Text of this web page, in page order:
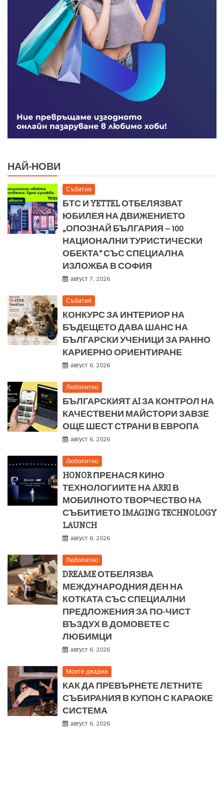
НАЙ-НОВИ
Събития
БТС И YETTEL ОТБЕЛЯЗВАТ
ЮБИЛЕЯ НА ДВИЖЕНИЕТО
„ОПОЗНАЙ БЪЛГАРИЯ – 100
НАЦИОНАЛНИ ТУРИСТИЧЕСКИ
ОБЕКТА“ СЪС СПЕЦИАЛНА
ИЗЛОЖБА В СОФИЯ
август 7, 2026
Събития
КОНКУРС ЗА ИНТЕРИОР НА
БЪДЕЩЕТО ДАВА ШАНС НА
БЪЛГАРСКИ УЧЕНИЦИ ЗА РАННО
КАРИЕРНО ОРИЕНТИРАНЕ
август 6, 2026
Любопитно
БЪЛГАРСКИЯТ AI ЗА КОНТРОЛ НА
КАЧЕСТВЕНИ МАЙСТОРИ ЗАВЗЕ
ОЩЕ ШЕСТ СТРАНИ В ЕВРОПА
август 6, 2026
Любопитно
HONOR ПРЕНАСЯ КИНО
ТЕХНОЛОГИИТЕ НА ARRI В
МОБИЛНОТО ТВОРЧЕСТВО НА
СЪБИТИЕТО IMAGING TECHNOLOGY
LAUNCH
август 6, 2026
Любопитно
DREAME ОТБЕЛЯЗВА
МЕЖДУНАРОДНИЯ ДЕН НА
КОТКАТА СЪС СПЕЦИАЛНИ
ПРЕДЛОЖЕНИЯ ЗА ПО-ЧИСТ
ВЪЗДУХ В ДОМОВЕТЕ С
ЛЮБИМЦИ
август 6, 2026
Моите джаджи
КАК ДА ПРЕВЪРНЕТЕ ЛЕТНИТЕ
СЪБИРАНИЯ В КУПОН С КАРАОКЕ
СИСТЕМА
август 6, 2026